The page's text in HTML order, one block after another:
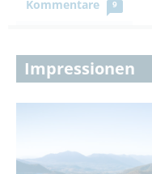
Kommentare
9
Impressionen